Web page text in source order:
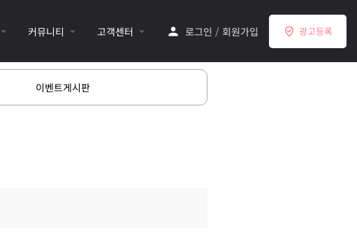
커뮤니티 고객센터 로그인 / 회원가입 광고등록
이벤트게시판